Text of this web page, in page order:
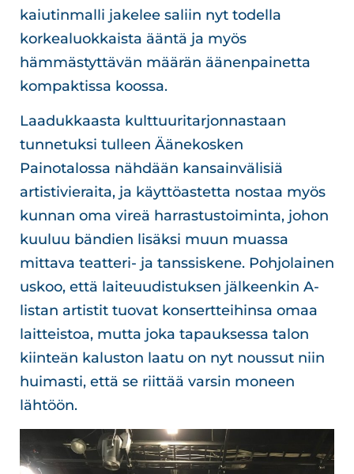
kaiutinmalli jakelee saliin nyt todella
korkealuokkaista ääntä ja myös
hämmästyttävän määrän äänenpainetta
kompaktissa koossa.
Laadukkaasta kulttuuritarjonnastaan
tunnetuksi tulleen Äänekosken
Painotalossa nähdään kansainvälisiä
artistivieraita, ja käyttöastetta nostaa myös
kunnan oma vireä harrastustoiminta, johon
kuuluu bändien lisäksi muun muassa
mittava teatteri- ja tanssiskene. Pohjolainen
uskoo, että laiteuudistuksen jälkeenkin A-
listan artistit tuovat konsertteihinsa omaa
laitteistoa, mutta joka tapauksessa talon
kiinteän kaluston laatu on nyt noussut niin
huimasti, että se riittää varsin moneen
lähtöön.